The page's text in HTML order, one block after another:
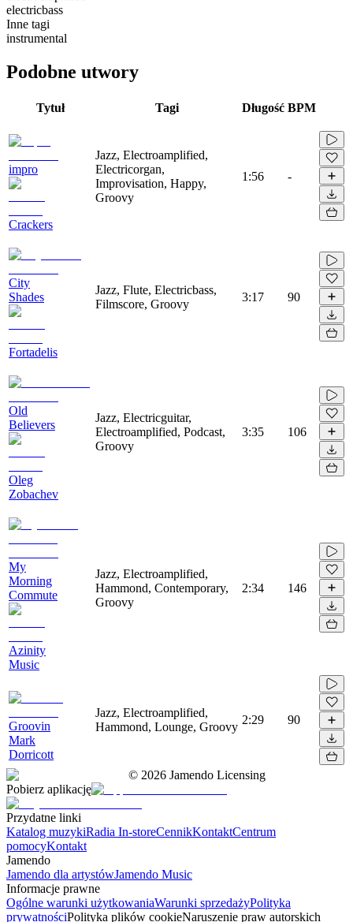
electricbass
Inne tagi
instrumental
Podobne utwory
Tytuł Tagi Długość BPM
impro
Crackers
Jazz, Electroamplified,
Electricorgan,
Improvisation, Happy,
Groovy
1:56 -
City
Shades
Fortadelis
Jazz, Flute, Electricbass,
Filmscore, Groovy
3:17 90
Old
Believers
Oleg
Zobachev
Jazz, Electricguitar,
Electroamplified, Podcast,
Groovy
3:35 106
My
Morning
Commute
Azinity
Music
Jazz, Electroamplified,
Hammond, Contemporary,
Groovy
2:34 146
Groovin
Mark
Dorricott
Jazz, Electroamplified,
Hammond, Lounge, Groovy
2:29 90
© 2026 Jamendo Licensing
Pobierz aplikację
Przydatne linki
Katalog muzykiRadia In-storeCennikKontaktCentrum
pomocyKontakt
Jamendo
Jamendo dla artystówJamendo Music
Informacje prawne
Ogólne warunki użytkowaniaWarunki sprzedażyPolityka
prywatnościPolityka plików cookieNaruszenie praw autorskich